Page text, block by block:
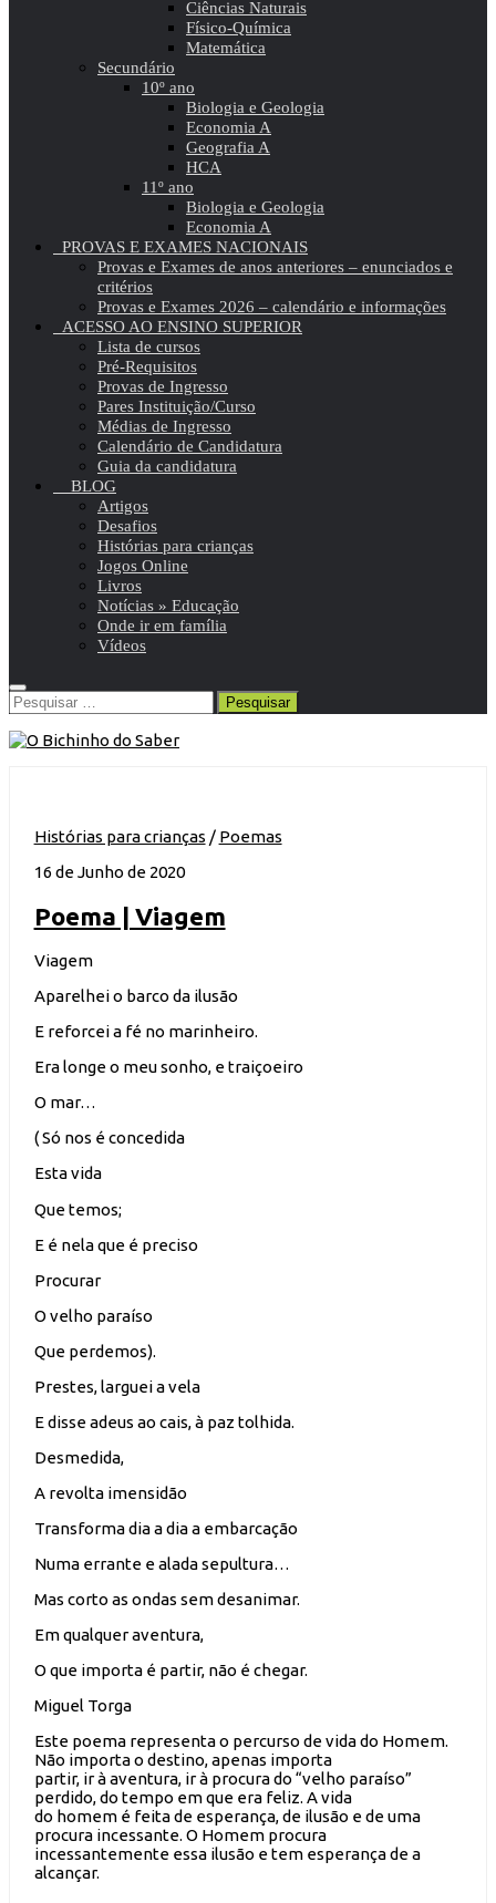
Ciências Naturais
Físico-Química
Matemática
Secundário
10º ano
Biologia e Geologia
Economia A
Geografia A
HCA
11º ano
Biologia e Geologia
Economia A
PROVAS E EXAMES NACIONAIS
Provas e Exames de anos anteriores – enunciados e
critérios
Provas e Exames 2026 – calendário e informações
ACESSO AO ENSINO SUPERIOR
Lista de cursos
Pré-Requisitos
Provas de Ingresso
Pares Instituição/Curso
Médias de Ingresso
Calendário de Candidatura
Guia da candidatura
BLOG
Artigos
Desafios
Histórias para crianças
Jogos Online
Livros
Notícias » Educação
Onde ir em família
Vídeos
Pesquisar
por:
Histórias para crianças / Poemas
16 de Junho de 2020
Poema | Viagem
Viagem
Aparelhei o barco da ilusão
E reforcei a fé no marinheiro.
Era longe o meu sonho, e traiçoeiro
O mar…
( Só nos é concedida
Esta vida
Que temos;
E é nela que é preciso
Procurar
O velho paraíso
Que perdemos).
Prestes, larguei a vela
E disse adeus ao cais, à paz tolhida.
Desmedida,
A revolta imensidão
Transforma dia a dia a embarcação
Numa errante e alada sepultura…
Mas corto as ondas sem desanimar.
Em qualquer aventura,
O que importa é partir, não é chegar.
Miguel Torga
Este poema representa o percurso de vida do Homem.
Não importa o destino, apenas importa
partir, ir à aventura, ir à procura do “velho paraíso”
perdido, do tempo em que era feliz. A vida
do homem é feita de esperança, de ilusão e de uma
procura incessante. O Homem procura
incessantemente essa ilusão e tem esperança de a
alcançar.